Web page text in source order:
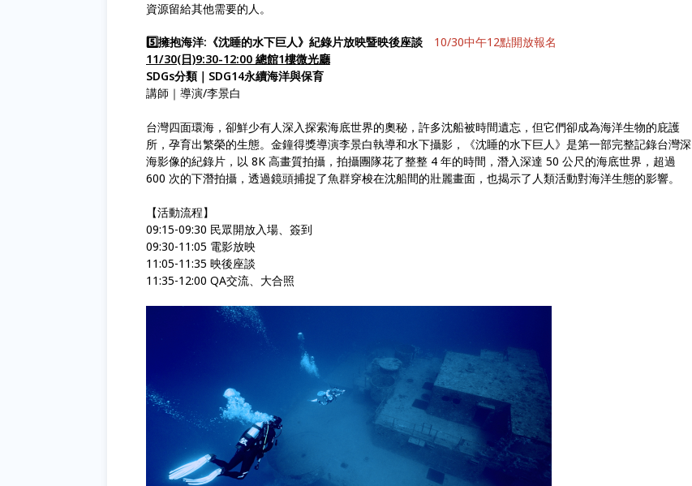
資源留給其他需要的人。
5️⃣擁抱海洋:《沈睡的水下巨人》紀錄片放映暨映後座談 10/30中午12點開放報名
11/30(日)9:30-12:00 總館1樓微光廳
SDGs分類｜SDG14永續海洋與保育
講師｜導演/李景白
台灣四面環海，卻鮮少有人深入探索海底世界的奧秘，許多沈船被時間遺忘，但它們卻成為海洋生物的庇護
所，孕育出繁榮的生態。金鐘得獎導演李景白執導和水下攝影，《沈睡的水下巨人》是第一部完整記錄台灣深
海影像的紀錄片，以 8K 高畫質拍攝，拍攝團隊花了整整 4 年的時間，潛入深達 50 公尺的海底世界，超過
600 次的下潛拍攝，透過鏡頭捕捉了魚群穿梭在沈船間的壯麗畫面，也揭示了人類活動對海洋生態的影響。
【活動流程】
09:15-09:30 民眾開放入場、簽到
09:30-11:05 電影放映
11:05-11:35 映後座談
11:35-12:00 QA交流、大合照